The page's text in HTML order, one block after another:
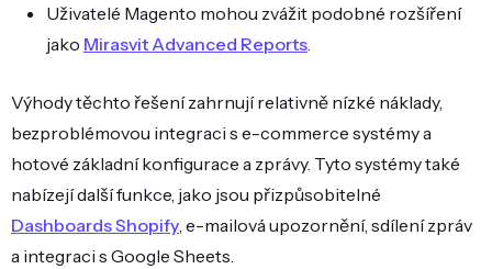
Uživatelé Magento mohou zvážit podobné rozšíření
jako Mirasvit Advanced Reports.
Výhody těchto řešení zahrnují relativně nízké náklady,
bezproblémovou integraci s e-commerce systémy a
hotové základní konfigurace a zprávy. Tyto systémy také
nabízejí další funkce, jako jsou přizpůsobitelné
Dashboards Shopify, e-mailová upozornění, sdílení zpráv
a integraci s Google Sheets.